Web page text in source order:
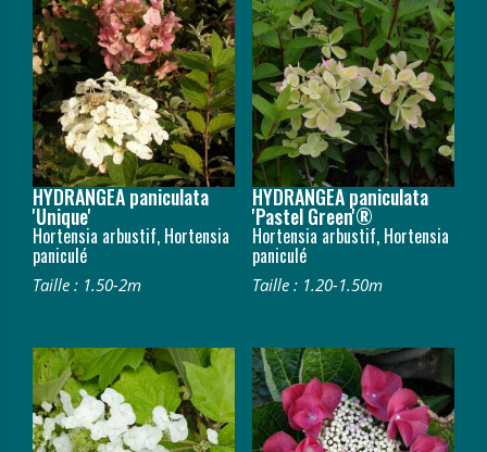
HYDRANGEA paniculata
'Unique'
Hortensia arbustif, Hortensia
paniculé
Taille : 1.50-2m
HYDRANGEA paniculata
'Pastel Green'®
Hortensia arbustif, Hortensia
paniculé
Taille : 1.20-1.50m